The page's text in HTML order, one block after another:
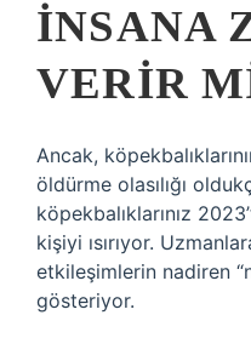
INSANA
VERIR
Ancak,
öldürme olasılığı
köpekbalıklarınız
kişiyi ısırıyor.
etkileşimlerin nadiren
gösteriyor.